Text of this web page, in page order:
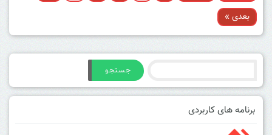
بعدی »
جستجو
برنامه های کاربردی